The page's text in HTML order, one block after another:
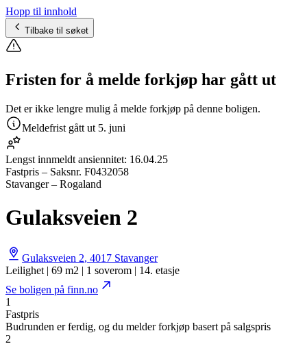
Hopp til innhold
Tilbake til søket
Fristen for å melde forkjøp har gått ut
Det er ikke lengre mulig å melde forkjøp på denne boligen.
Meldefrist gått ut 5. juni
Lengst innmeldt ansiennitet: 16.04.25
Fastpris – Saksnr. F0432058
Stavanger – Rogaland
Gulaksveien 2
Gulaksveien 2, 4017 Stavanger
Leilighet | 69 m2 | 1 soverom | 14. etasje
Se boligen på finn.no
1
Fastpris
Budrunden er ferdig, og du melder forkjøp basert på salgspris
2